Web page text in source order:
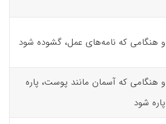
و هنگامی که نامه‌های عمل، گشوده شود
و هنگامی که آسمان مانند پوست، پاره
پاره شود